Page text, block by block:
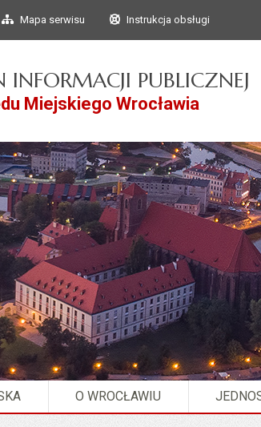
Przejdź do głównego
Przejdź do treści
Mapa serwisu Instrukcja obsługi
INFORMACJI PUBLICZNEJ
Miejskiego Wrocławia
O WROCŁAWIU